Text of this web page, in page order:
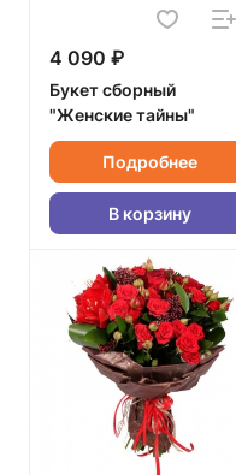
4 090 ₽
Букет сборный
"Женские тайны"
Подробнее
В корзину